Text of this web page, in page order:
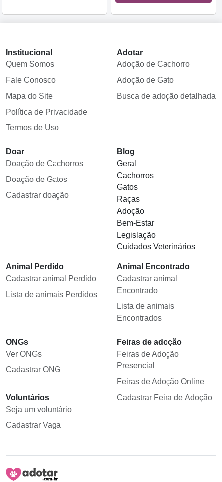
Institucional
Quem Somos
Fale Conosco
Mapa do Site
Política de Privacidade
Termos de Uso
Adotar
Adoção de Cachorro
Adoção de Gato
Busca de adoção detalhada
Doar
Doação de Cachorros
Doação de Gatos
Cadastrar doação
Blog
Geral
Cachorros
Gatos
Raças
Adoção
Bem-Estar
Legislação
Cuidados Veterinários
Animal Perdido
Cadastrar animal Perdido
Lista de animais Perdidos
Animal Encontrado
Cadastrar animal
Encontrado
Lista de animais
Encontrados
ONGs
Ver ONGs
Cadastrar ONG
Voluntários
Seja um voluntário
Cadastrar Vaga
Feiras de adoção
Feiras de Adoção
Presencial
Feiras de Adoção Online
Cadastrar Feira de Adoção